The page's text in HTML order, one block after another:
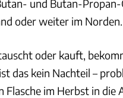
und Butan-
oder weiter im Norden.
oder kauft,
das kein Nachteil –
Flasche im Herbst in die